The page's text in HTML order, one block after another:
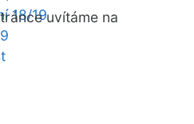
18/19uvítáme na